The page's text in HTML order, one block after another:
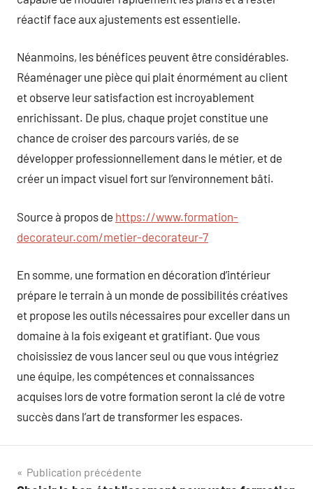
réactif face aux ajustements est essentielle.
Néanmoins, les bénéfices peuvent être considérables.
Réaménager une pièce qui plait énormément au client
et observe leur satisfaction est incroyablement
enrichissant. De plus, chaque projet constitue une
chance de croiser des parcours variés, de se
développer professionnellement dans le métier, et de
créer un impact visuel fort sur l’environnement bâti.
Source à propos de https://www.formation-
decorateur.com/metier-decorateur-7
En somme, une formation en décoration d’intérieur
prépare le terrain à un monde de possibilités créatives
et propose les outils nécessaires pour exceller dans un
domaine à la fois exigeant et gratifiant. Que vous
choisissiez de vous lancer seul ou que vous intégriez
une équipe, les compétences et connaissances
acquises lors de votre formation seront la clé de votre
succès dans l’art de transformer les espaces.
Navigation
Publication précédente